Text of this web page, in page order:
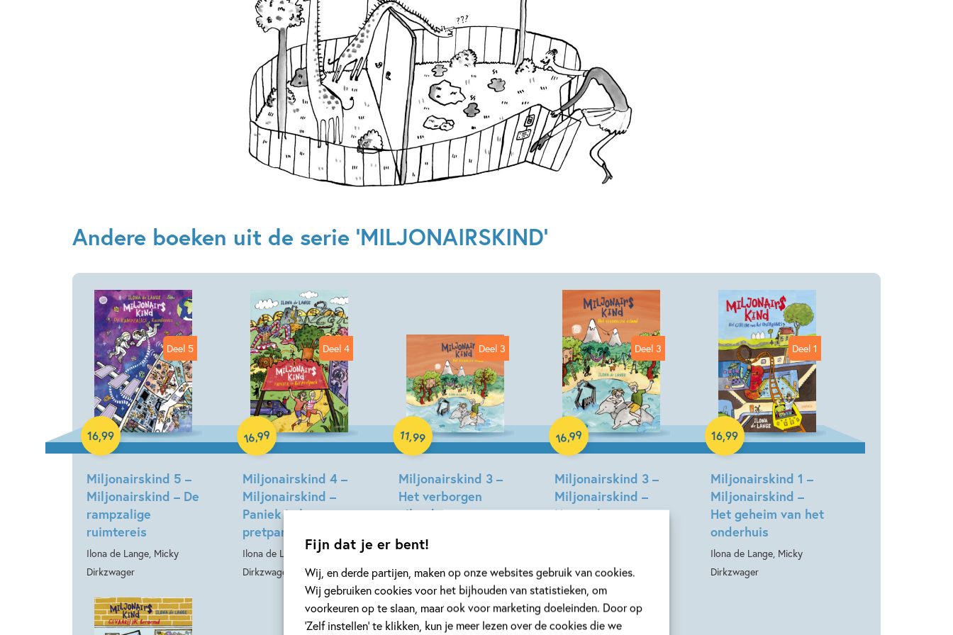
Fijn dat je er bent!
Wij, en derde partijen, maken op onze websites gebruik van cookies.
Wij gebruiken cookies voor het bijhouden van statistieken, om
voorkeuren op te slaan, maar ook voor marketing doeleinden. Door op
‘Zelf instellen’ te klikken, kun je meer lezen over de cookies die we
Kenmerken van dit boek
12+ jaar 9 – 12 jaar
Familie & gezin
Humor
Zelfvertrouwen & weerbaarheid
Andere boeken uit de serie 'MILJONAIRSKIND'
Deel 5
Miljonairskind 5 –
Miljonairskind – De
rampzalige
ruimtereis
Ilona de Lange, Micky
Dirkzwager
16,99
Hardcover
Deel 4
Miljonairskind 4 –
Miljonairskind –
Paniek in het
pretpark
Ilona de Lange, Micky
Dirkzwager
16,99
Hardcover
Deel 3
Miljonairskind 3 –
Het verborgen
eiland
Dirkzwager
11,99
Luisterboek
Deel 3
Miljonairskind 3 –
Miljonairskind –
Het verborgen
Dirkzwager
16,99
Hardcover
Deel 1
Miljonairskind 1 –
Miljonairskind –
Het geheim van het
onderhuis
Ilona de Lange, Micky
Dirkzwager
16,99
Hardcover